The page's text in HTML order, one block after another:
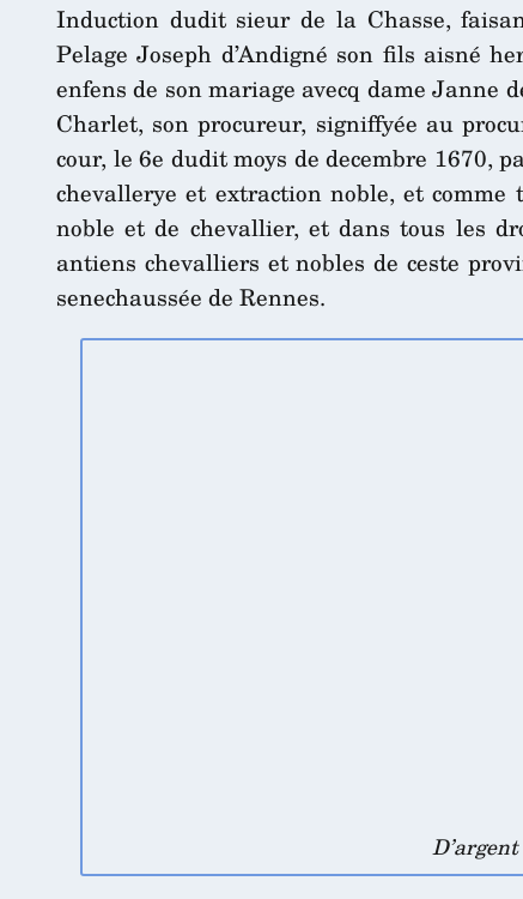
Induction dudit sieur de la Chasse,
Pelage Joseph d’Andigné son fils aisné
enfens de son mariage avecq dame Janne
Charlet, son procureur, signiffyée au
cour, le 6e dudit moys de decembre 1670,
chevallerye et extraction noble, et
noble et de chevallier, et dans tous les
antiens chevalliers et nobles de ceste
senechaussée de Rennes.